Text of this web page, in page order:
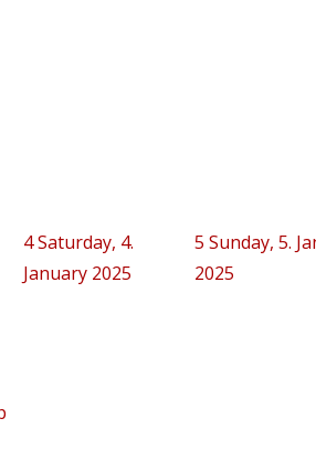
4Saturday, 4.
January 2025
5 Sunday, 5.
2025